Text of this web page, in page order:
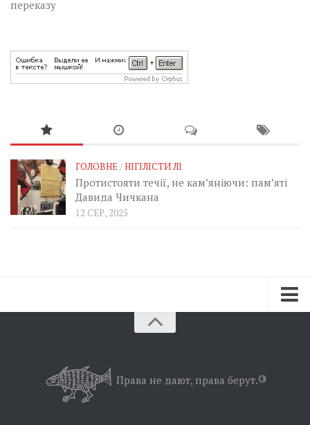
переказу
ГОЛОВНЕ/НІГІЛІСТИ ЛІ
Протистояти течії, не кам’яніючи: пам’яті
Давида Чичкана
12 СЕР, 2025
Позиція
Права не дают, права берут.©